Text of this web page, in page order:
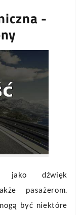
-
jako dźwięk
pasażerom.
być niektóre